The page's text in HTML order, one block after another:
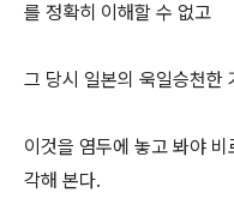
를 정확히 이해할 수 없고
그 당시 일본의 욱일승천한
이것을 염두에 놓고 봐야
각해 본다.